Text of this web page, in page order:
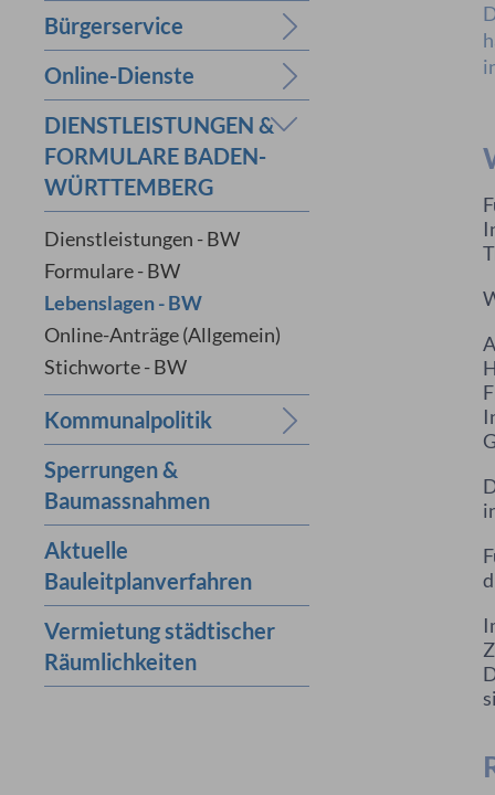
Bürgerservice
Online-Dienste
DIENSTLEISTUNGEN &
FORMULARE BADEN-
WÜRTTEMBERG
Dienstleistungen - BW
Formulare - BW
Lebenslagen - BW
Online-Anträge (Allgemein)
Stichworte - BW
Kommunalpolitik
Sperrungen &
Baumassnahmen
Aktuelle
Bauleitplanverfahren
Vermietung städtischer
Räumlichkeiten